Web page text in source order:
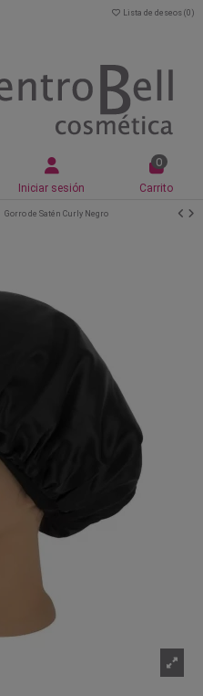
Lista de deseos (0 )
Iniciar sesión
0
Carrito
Gorro de Satén Curly Negro